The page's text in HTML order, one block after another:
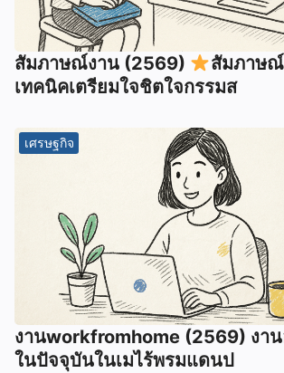
สัมภาษณ์งาน (2569)
สัมภาษ
เทคนิคเตรียมใจชิตใจกรรมส
เศรษฐกิจ
งานworkfromhome (2569) งา
ในปัจจุบันในเมไร้พรมแดนป